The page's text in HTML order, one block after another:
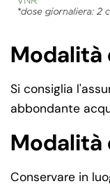
Modalità
Si consiglia
abbondante
Modalità
Conservare in